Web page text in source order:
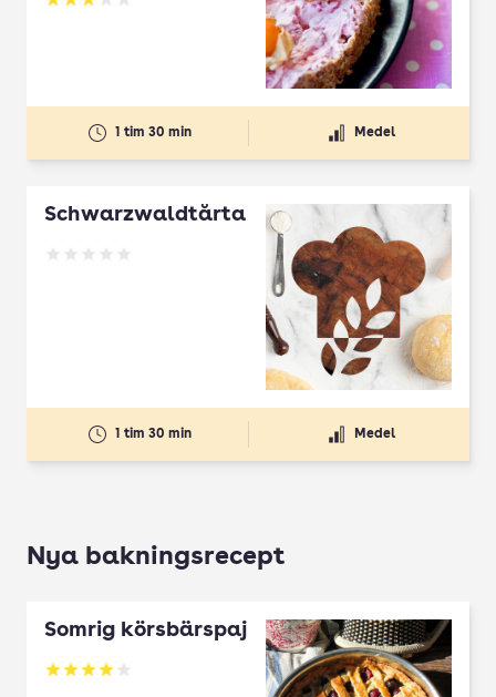
Betyg: 3.2 av 5
1 tim 30 min Medel
Schwarzwaldtårta
Betyg: 0 av 5
1 tim 30 min Medel
Nya bakningsrecept
Somrig körsbärspaj
Betyg: 4 av 5